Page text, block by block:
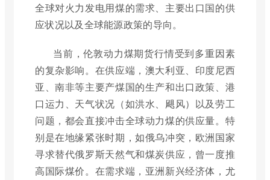
全球对火力发电用煤的需求、主要出口国的供
应状况以及全球能源政策的导向。
当前，伦敦动力煤期货行情受到多重因素
的复杂影响。在供应端，澳大利亚、印度尼西
亚、南非等主要产煤国的生产和出口政策、港
口运力、天气状况（如洪水、飓风）以及劳工
问题，都会直接冲击全球动力煤的供应量。特
别是在地缘紧张时期，如俄乌冲突，欧洲国家
寻求替代俄罗斯天然气和煤炭供应，曾一度推
高国际煤价。在需求端，亚洲新兴经济体，尤